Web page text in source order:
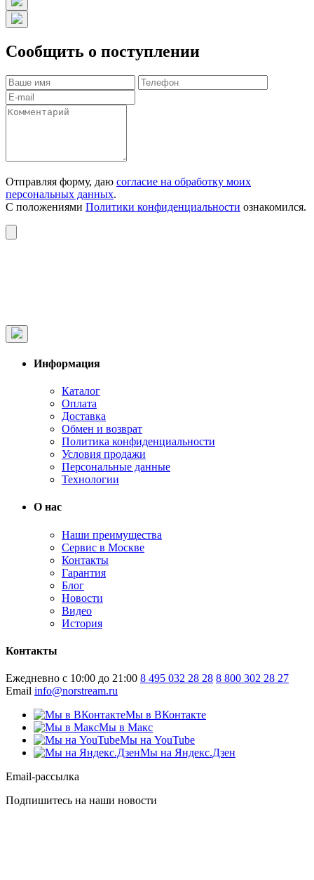
Сообщить о поступлении
Отправляя форму, даю согласие на обработку моих
персональных данных.
С положениями Политики конфиденциальности ознакомился.
Информация
Каталог
Оплата
Доставка
Обмен и возврат
Политика конфиденциальности
Условия продажи
Персональные данные
Технологии
О нас
Наши преимущества
Сервис в Москве
Контакты
Гарантия
Блог
Новости
Видео
История
Контакты
Ежедневно с 10:00 до 21:00 8 495 032 28 28 8 800 302 28 27
Email info@norstream.ru
Мы в ВКонтакте
Мы в Макс
Мы на YouTube
Мы на Яндекс.Дзен
Email-рассылка
Подпишитесь на наши новости